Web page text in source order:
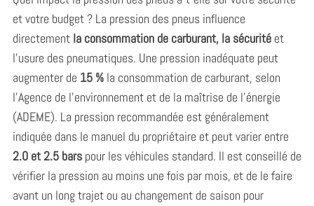
et votre budget ? La pression des pneus influence
directement la consommation de carburant, la sécuritéet
l’usure des pneumatiques. Une pression inadéquate peut
augmenter de 15 %la consommation de carburant, selon
l’Agence de l’environnement et de la maîtrise de l’énergie
(ADEME). La pression recommandée est généralement
indiquée dans le manuel du propriétaire et peut varier entre
2.0 et 2.5 barspour les véhicules standard. Il est conseillé de
vérifier la pression au moins une fois par mois, et de le faire
avant un long trajet ou au changement de saison pour